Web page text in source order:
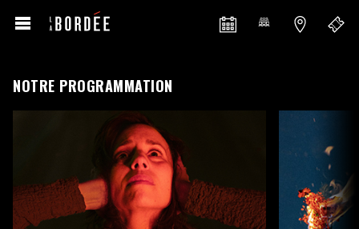
NOTRE PROGRAMMATION